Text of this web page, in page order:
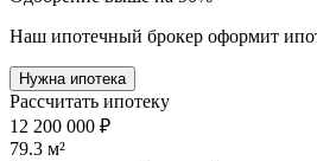
Наш ипотечный брокер оформит
Нужна ипотека
Рассчитать ипотеку
12 200 000 ₽
79.3 м²